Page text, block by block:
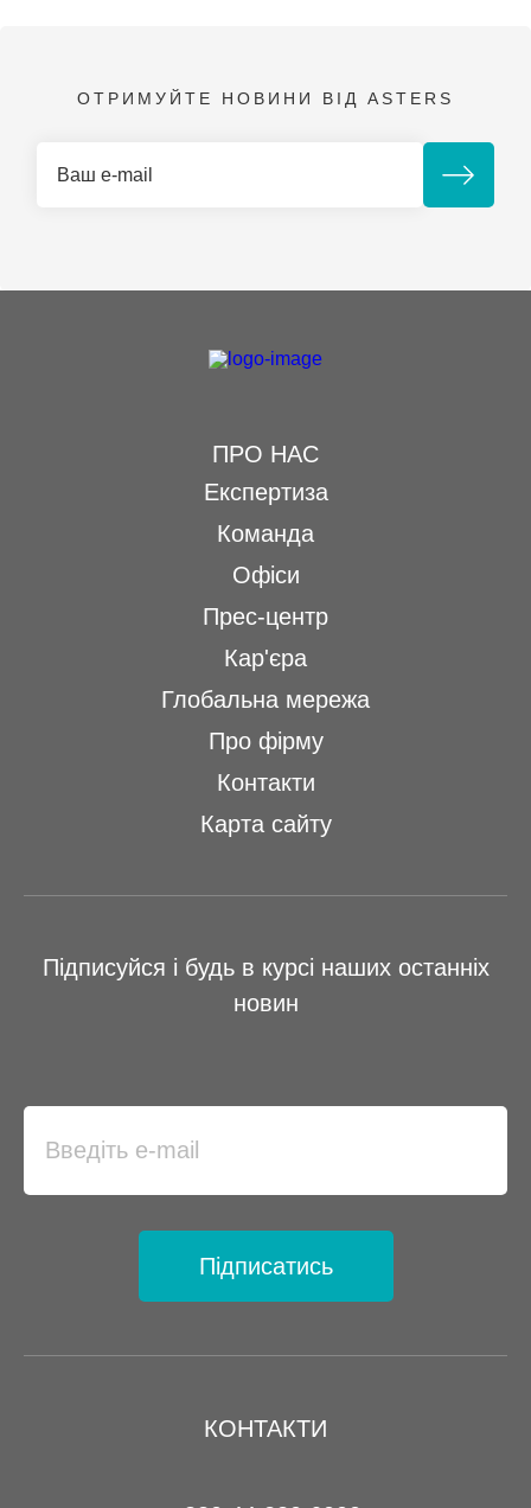
ОТРИМУЙТЕ НОВИНИ ВІД ASTERS
КОНТАКТИ
ПРО НАС
Експертиза
Команда
Офіси
Прес-центр
Кар'єра
Глобальна мережа
Про фірму
Контакти
Карта сайту
Підписуйся і будь в курсі наших останніх
новин
Підписатись